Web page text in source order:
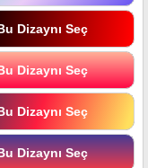
Dizaynı Seç
Dizaynı Seç
Dizaynı Seç
Dizaynı Seç